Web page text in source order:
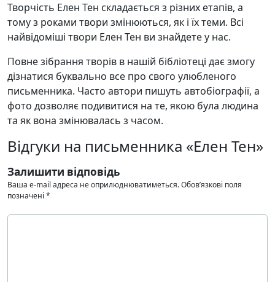
Творчість Елен Тен складається з різних етапів, а
тому з роками твори змінюються, як і їх теми. Всі
найвідоміші твори Елен Тен ви знайдете у нас.
Повне зібрання творів в нашій бібліотеці дає змогу
дізнатися буквально все про свого улюбленого
письменника. Часто автори пишуть автобіографії, а
фото дозволяє подивитися на те, якою була людина
та як вона змінювалась з часом.
Відгуки на письменника «Елен Тен»
Залишити відповідь
Ваша e-mail адреса не оприлюднюватиметься.Обов’язкові поля
позначені *